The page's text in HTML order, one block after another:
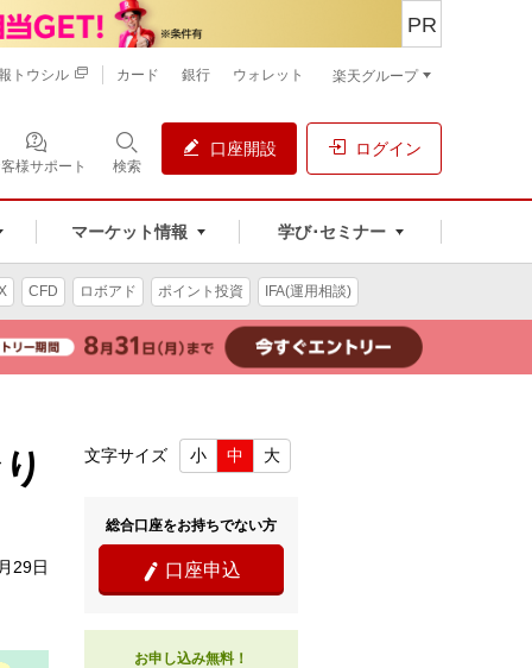
様サポート 検索
口座開設 ログイン
マーケット情報 学び･セミナー
PR
トウシル カード 銀行 ウォレット 楽天グループ
CFD ロボアド ポイント投資 IFA(運用相談)
29日
文字サイズ 小 中 大
総合口座をお持ちでない方
 口座申込
お申し込み無料！